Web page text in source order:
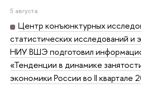
5 августа
Центр конъюнктурных
статистических исследований и
НИУ ВШЭ подготовил
«Тенденции в динамике
экономики России во II квартале